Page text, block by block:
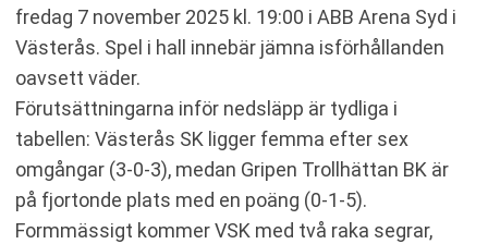
fredag 7 november 2025 kl. 19:00 i ABB Arena Syd i
Västerås. Spel i hall innebär jämna isförhållanden
oavsett väder.
Förutsättningarna inför nedsläpp är tydliga i
tabellen: Västerås SK ligger femma efter sex
omgångar (3-0-3), medan Gripen Trollhättan BK är
på fjortonde plats med en poäng (0-1-5).
Formmässigt kommer VSK med två raka segrar,